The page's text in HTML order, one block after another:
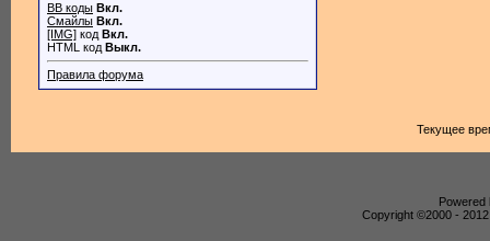
BB коды Вкл.
Смайлы Вкл.
[IMG] код Вкл.
HTML код Выкл.
Правила форума
Текущее
Powered
Copyright ©2000 -